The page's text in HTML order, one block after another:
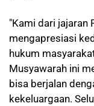
"Kami dari jajaran
mengapresiasi
hukum
Musyawarah ini
bisa berjalan
kekeluargaan.